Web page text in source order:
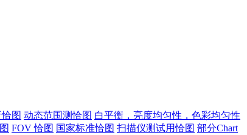
图 动态范围测恰图 白平衡，亮度均匀性，色彩均匀性
FOV 恰图 国家标准恰图 扫描仪测试用恰图 部分Chart